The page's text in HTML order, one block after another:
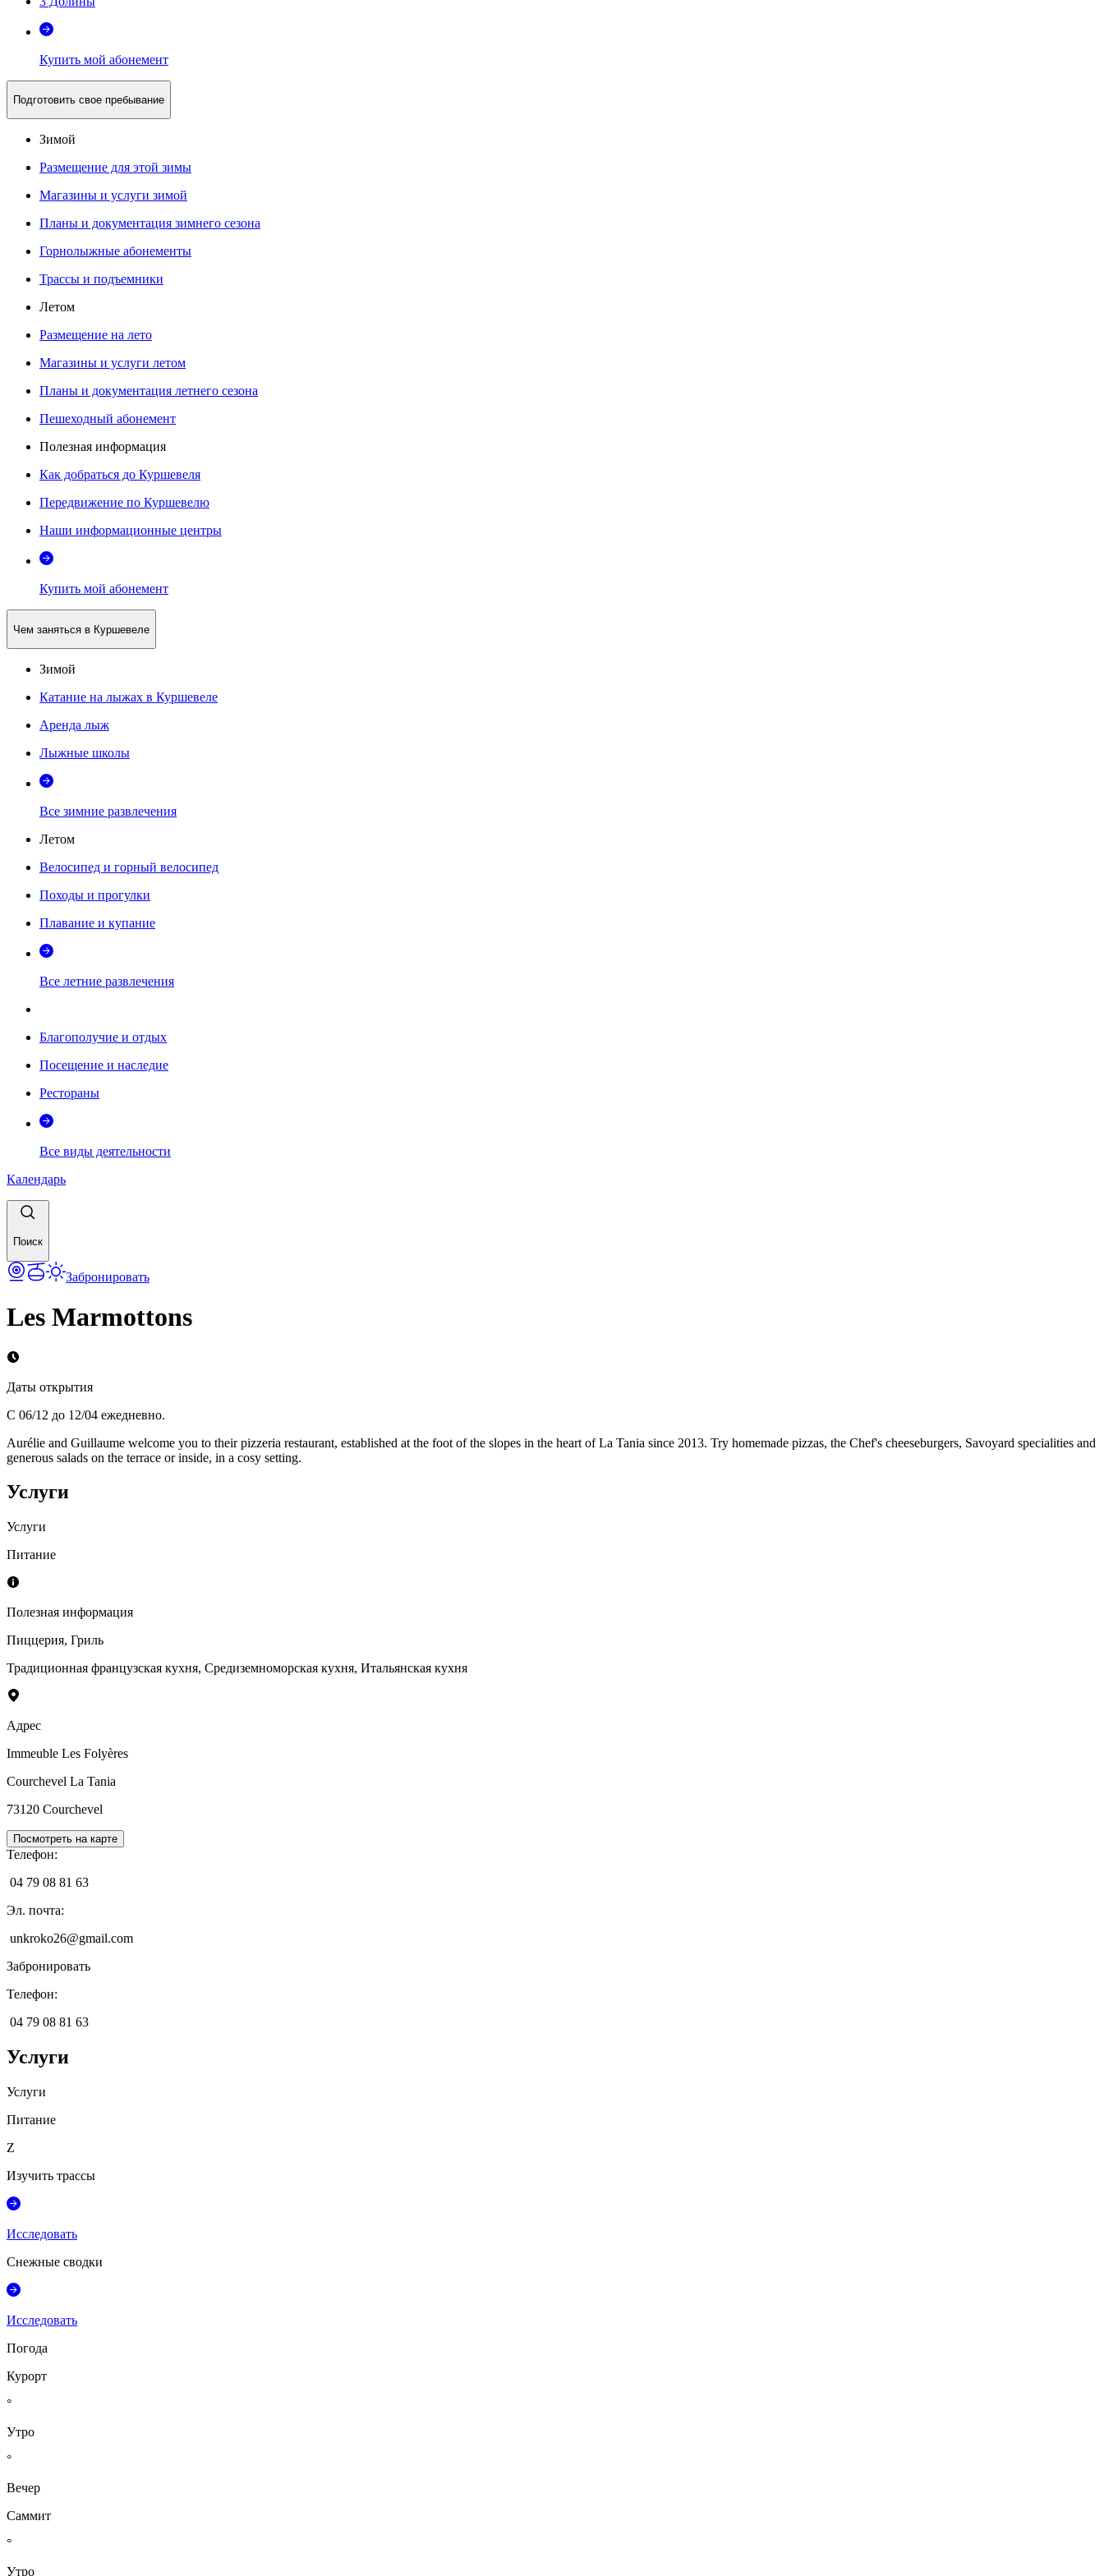
Купить мой абонемент
Подготовить свое пребывание
Зимой
Размещение для этой зимы
Магазины и услуги зимой
Планы и документация зимнего сезона
Горнолыжные абонементы
Трассы и подъемники
Летом
Размещение на лето
Магазины и услуги летом
Планы и документация летнего сезона
Пешеходный абонемент
Полезная информация
Как добраться до Куршевеля
Передвижение по Куршевелю
Наши информационные центры
Купить мой абонемент
Чем заняться в Куршевеле
Зимой
Катание на лыжах в Куршевеле
Аренда лыж
Лыжные школы
Все зимние развлечения
Летом
Велосипед и горный велосипед
Походы и прогулки
Плавание и купание
Все летние развлечения
Благополучие и отдых
Посещение и наследие
Рестораны
Все виды деятельности
Календарь
Поиск
Забронировать
Les Marmottons
Даты открытия
С 06/12 до 12/04 ежедневно.
Aurélie and Guillaume welcome you to their pizzeria restaurant, established at the foot of the slopes in the heart of La Tania since 2013. Try homemade pizzas, the Chef's cheeseburgers, Savoyard specialities and
generous salads on the terrace or inside, in a cosy setting.
Услуги
Услуги
Питание
Полезная информация
Пиццерия, Гриль
Традиционная французская кухня, Средиземноморская кухня, Итальянская кухня
Адрес
Immeuble Les Folyères
Courchevel La Tania
73120 Courchevel
Посмотреть на карте
Телефон:
04 79 08 81 63
Эл. почта:
unkroko26@gmail.com
Забронировать
Телефон:
04 79 08 81 63
Услуги
Услуги
Питание
Z
Изучить трассы
Исследовать
Снежные сводки
Исследовать
Погода
Курорт
°
Утро
°
Вечер
Саммит
°
Утро